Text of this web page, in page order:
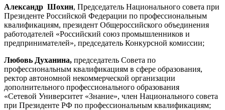
Александр Шохин, Председатель Национального совета при
Президенте Российской Федерации по профессиональным
квалификациям, президент Общероссийского объединения
работодателей «Российский союз промышленников и
предпринимателей», председатель Конкурсной комиссии;
Любовь Духанина, председатель Совета по
профессиональным квалификациям в сфере образования,
ректор автономной некоммерческой организации
дополнительного профессионального образования
«Сетевой Университет «Знание», член Национального совета
при Президенте РФ по профессиональным квалификациям;